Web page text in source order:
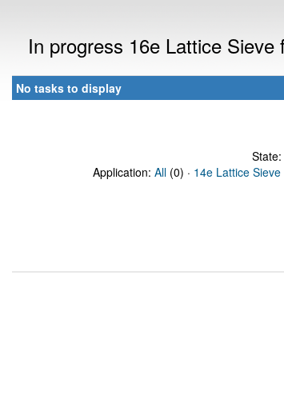
In progress 16e Lattice
No tasks to display
State:
Application: All (0) · 14e Lattice Sieve